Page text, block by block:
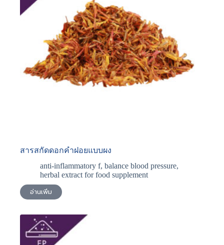
สารสกัดดอกคําฝอยแบบผง
anti-inflammatory f, balance blood pressure,
herbal extract for food supplement
อ่านเพิ่ม